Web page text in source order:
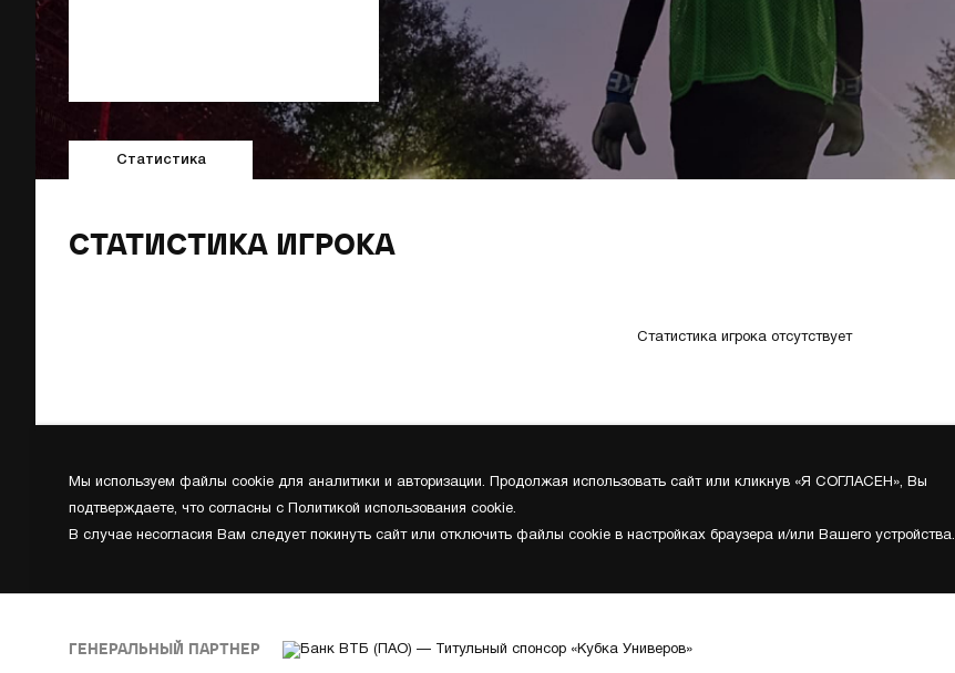
Статистика
СТАТИСТИКА ИГРОКА
Статистика игрока отсутствует
Мы используем файлы cookie для аналитики и авторизации. Продолжая использовать сайт или кликнув «Я СОГЛАСЕН», Вы
подтверждаете, что согласны с Политикой использования cookie.
В случае несогласия Вам следует покинуть сайт или отключить файлы cookie в настройках браузера и/или Вашего устройства.
ГЕНЕРАЛЬНЫЙ ПАРТНЕР